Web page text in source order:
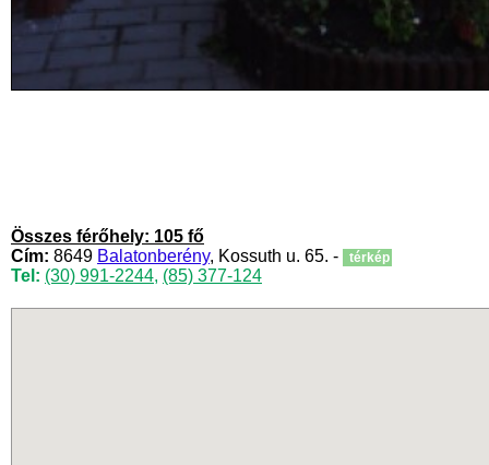
Összes férőhely: 105 fő
Cím: 8649 Balatonberény, Kossuth u. 65. - térkép
Tel: (30) 991-2244, (85) 377-124